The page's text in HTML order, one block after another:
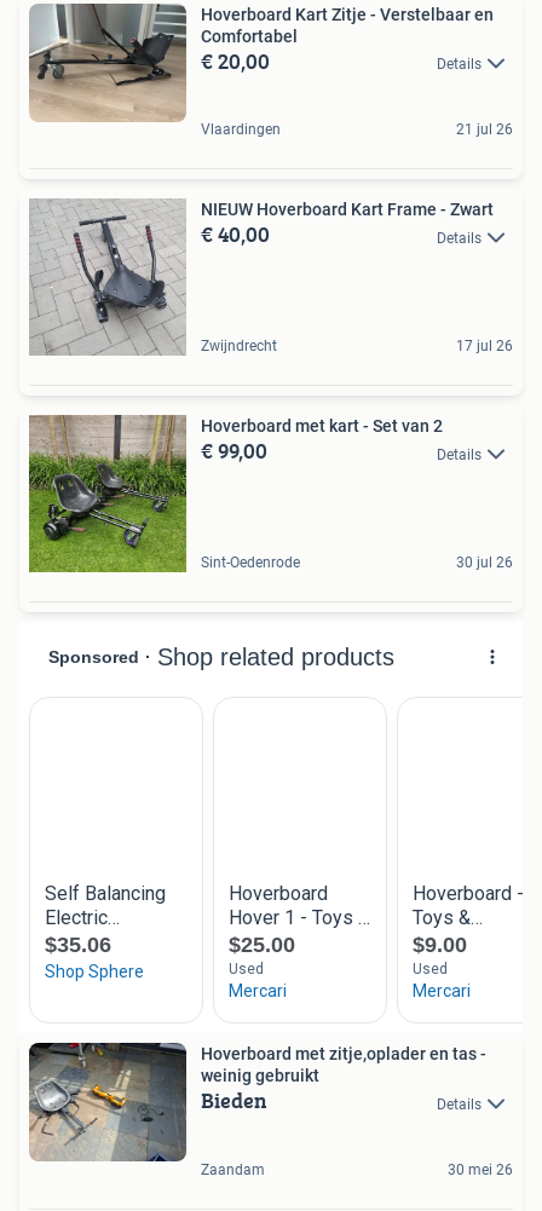
Hoverboard Kart Zitje - Verstelbaar en
Comfortabel
€ 20,00 Details
Vlaardingen 21 jul 26
NIEUW Hoverboard Kart Frame - Zwart
€ 40,00 Details
Zwijndrecht 17 jul 26
Hoverboard met kart - Set van 2
€ 99,00 Details
Sint-Oedenrode 30 jul 26
Hoverboard met zitje,oplader en tas -
weinig gebruikt
Bieden Details
Zaandam 30 mei 26